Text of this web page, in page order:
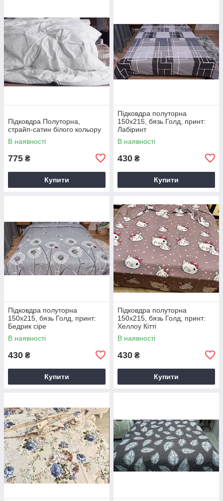
Підковдра Полуторна,
страйп-сатин білого кольору
В наявності
775 ₴
Купити
Підковдра полуторна
150х215, бязь Голд, принт:
Лабіринт
В наявності
430 ₴
Купити
Підковдра полуторна
150х215, бязь Голд, принт:
Бедрик сіре
В наявності
430 ₴
Купити
Підковдра полуторна
150х215, бязь Голд, принт:
Хеллоу Кітті
В наявності
430 ₴
Купити